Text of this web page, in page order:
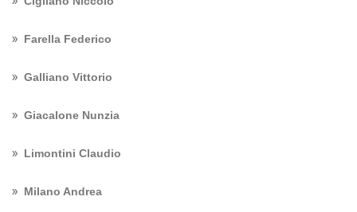
Farella Federico
Galliano Vittorio
Giacalone Nunzia
Limontini Claudio
Milano Andrea